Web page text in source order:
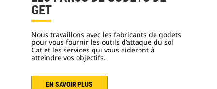
GET
Nous travaillons avec les fabricants de godets
pour vous fournir les outils d’attaque du sol
Cat et les services qui vous aideront à
atteindre vos objectifs.
EN SAVOIR PLUS